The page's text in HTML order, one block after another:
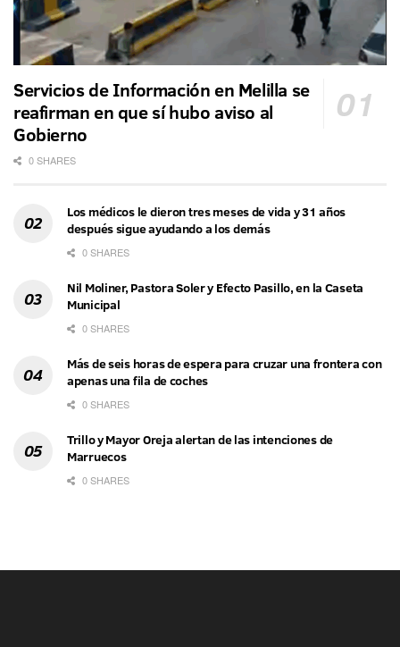
Servicios de Información en Melilla se
reafirman en que sí hubo aviso al
Gobierno
0 SHARES
Los médicos le dieron tres meses de vida y 31 años
después sigue ayudando a los demás
0 SHARES
Nil Moliner, Pastora Soler y Efecto Pasillo, en la Caseta
Municipal
0 SHARES
Más de seis horas de espera para cruzar una frontera con
apenas una fila de coches
0 SHARES
Trillo y Mayor Oreja alertan de las intenciones de
Marruecos
0 SHARES